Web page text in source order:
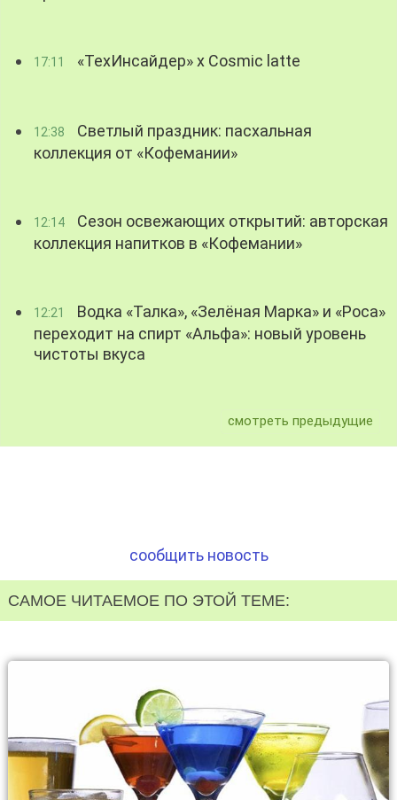
17:11 «ТехИнсайдер» х Cosmic latte
12:38
Светлый праздник: пасхальная
коллекция от «Кофемании»
12:14
Сезон освежающих открытий: авторская
коллекция напитков в «Кофемании»
12:21
Водка «Талка», «Зелёная Марка» и «Роса»
переходит на спирт «Альфа»: новый уровень
чистоты вкуса
смотреть предыдущие
сообщить новость
САМОЕ ЧИТАЕМОЕ ПО ЭТОЙ ТЕМЕ: